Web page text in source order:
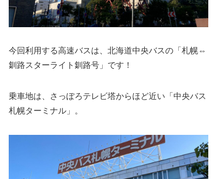
今回利用する高速バスは、北海道中央バスの「札幌⇔
釧路スターライト釧路号」です！
乗車地は、さっぽろテレビ塔からほど近い「中央バス
札幌ターミナル」。